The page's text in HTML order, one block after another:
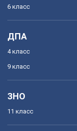
6 класс
ДПА
4 класс
9 класс
ЗНО
11 класс